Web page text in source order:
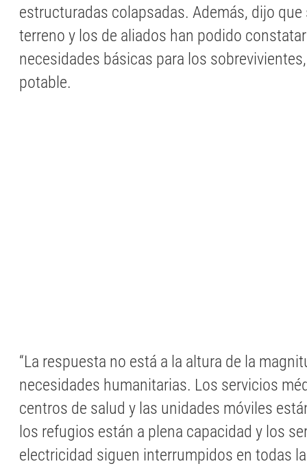
estructuradas colapsadas. Además, dijo
terreno y los de aliados han podido
necesidades básicas para los
potable.
“La respuesta no está a la altura de la
necesidades humanitarias. Los servicios
centros de salud y las unidades móviles
los refugios están a plena capacidad y los
electricidad siguen interrumpidos en todas